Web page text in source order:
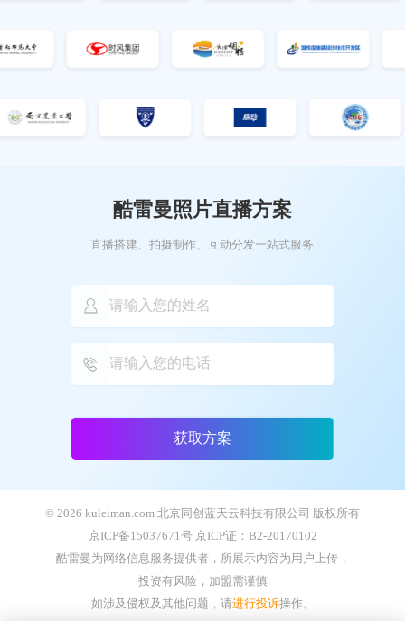
酷雷曼照片直播方案
直播搭建、拍摄制作、互动分发一站式服务
获取方案
© 2026 kuleiman.com 北京同创蓝天云科技有限公司 版权所有
京ICP备15037671号 京ICP证：B2-20170102
酷雷曼为网络信息服务提供者，所展示内容为用户上传，
投资有风险，加盟需谨慎
如涉及侵权及其他问题，请进行投诉操作。